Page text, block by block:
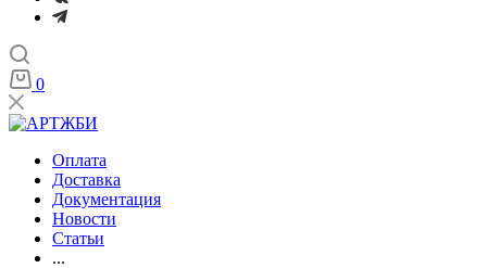
0
Оплата
Доставка
Документация
Новости
Статьи
...